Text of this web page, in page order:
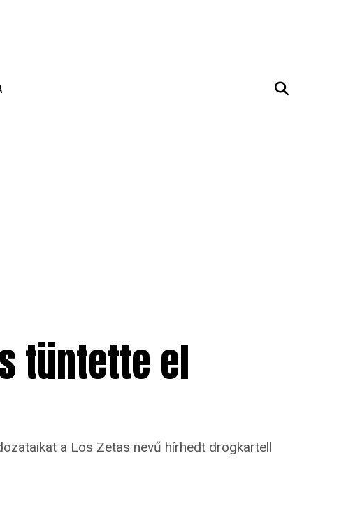
tüntette el
a Los Zetas nevű hírhedt drogkartell